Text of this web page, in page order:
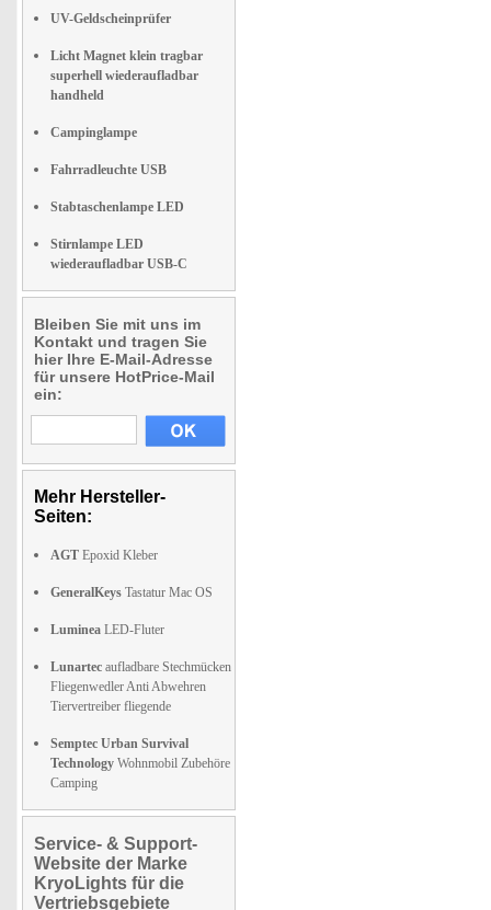
UV-Geldscheinprüfer
Licht Magnet klein tragbar
superhell wiederaufladbar
handheld
Campinglampe
Fahrradleuchte USB
Stabtaschenlampe LED
Stirnlampe LED
wiederaufladbar USB-C
Bleiben Sie mit uns im
Kontakt und tragen Sie
hier Ihre E-Mail-Adresse
für unsere HotPrice-Mail
ein:
Mehr Hersteller-
Seiten:
AGT Epoxid Kleber
GeneralKeys Tastatur Mac OS
Luminea LED-Fluter
Lunartec aufladbare Stechmücken
Fliegenwedler Anti Abwehren
Tiervertreiber fliegende
Semptec Urban Survival
Technology Wohnmobil Zubehöre
Camping
Service- & Support-
Website der Marke
KryoLights für die
Vertriebsgebiete